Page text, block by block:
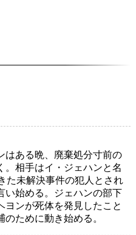
はある晩、廃棄処分寸前の
。相手はイ・ジェハンと名
た未解決事件の犯人とされ
い始める。ジェハンの部下
ヨンが死体を発見したこと
ために動き始める。